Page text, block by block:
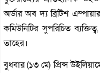
অর্ডার অব দ্য ব্রিটিশ
কমিউনিটির সুপরিচিত
তাহের।
বুধবার (১৩ মে) প্রিন্স